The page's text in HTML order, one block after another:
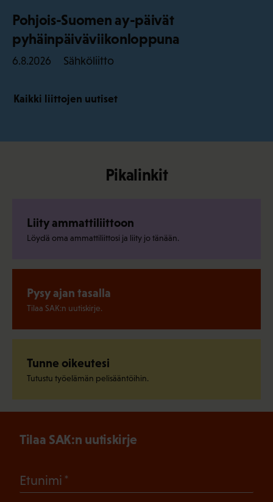
Pohjois-Suomen ay-päivät
pyhäinpäiväviikonloppuna
6.8.2026 Sähköliitto
Kaikki liittojen uutiset
Pikalinkit
Liity ammattiliittoon
Löydä oma ammattiliittosi ja liity jo tänään.
Pysy ajan tasalla
Tilaa SAK:n uutiskirje.
Tunne oikeutesi
Tutustu työelämän pelisääntöihin.
Tilaa SAK:n uutiskirje
Etunimi